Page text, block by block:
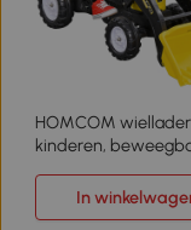
HOMCOM
kinderen,
pedaalaandrijving,
jaar, metalen
In